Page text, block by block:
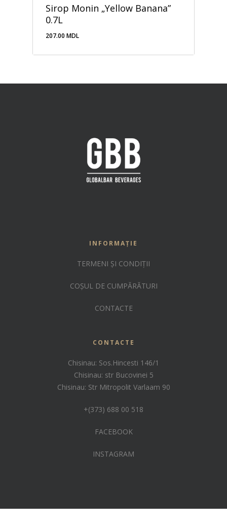
Sirop Monin „Yellow Banana”
0.7L
207.00 MDL
INFORMAȚIE
TERMENI ȘI CONDIȚII
COȘUL DE CUMPĂRĂTURI
CONTACTE
CONTACTE
Chisinau: Sos.Hincesti 146/1
Chisinau: str Bucovinei 5
Chisinau: Str Mitropolit Varlaam 90
+(373) 688 00 518
FACEBOOK
INSTAGRAM